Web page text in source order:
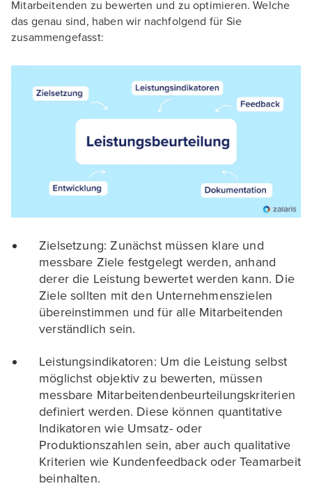
Mitarbeitenden zu bewerten und zu optimieren. Welche
das genau sind, haben wir nachfolgend für Sie
zusammengefasst:
Zielsetzung: Zunächst müssen klare und
messbare Ziele festgelegt werden, anhand
derer die Leistung bewertet werden kann. Die
Ziele sollten mit den Unternehmenszielen
übereinstimmen und für alle Mitarbeitenden
verständlich sein.
Leistungsindikatoren: Um die Leistung selbst
möglichst objektiv zu bewerten, müssen
messbare Mitarbeitendenbeurteilungskriterien
definiert werden. Diese können quantitative
Indikatoren wie Umsatz- oder
Produktionszahlen sein, aber auch qualitative
Kriterien wie Kundenfeedback oder Teamarbeit
beinhalten.